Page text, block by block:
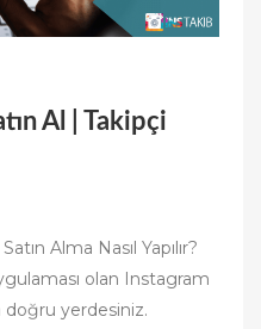
Al | Takipçi
Alma Nasıl Yapılır?
olan Instagram
doğru yerdesiniz.